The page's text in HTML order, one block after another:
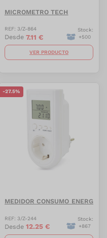
MICROMETRO TECH
REF: 3/Z-864
Desde 7.11 €
Stock:
+500
VER PRODUCTO
"ALEXIA"
-27.5%
MEDIDOR CONSUMO
REF: 3/Z-244
Desde 12.25 €
Stock:
+867